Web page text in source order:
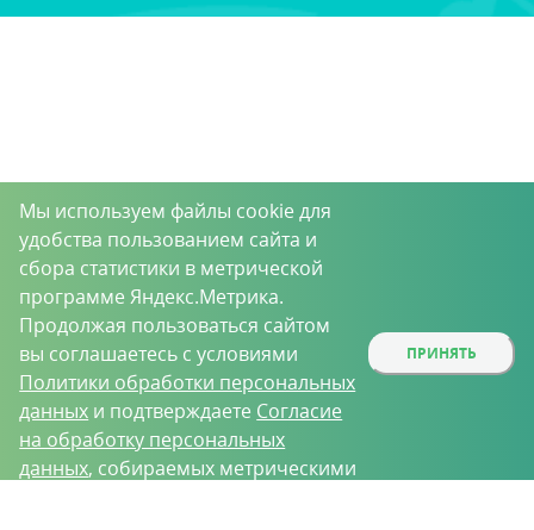
Мы используем файлы cookie для
удобства пользованием сайта и
сбора статистики в метрической
программе Яндекс.Метрика.
Продолжая пользоваться сайтом
вы соглашаетесь с условиями
Политики обработки персональных
данных и подтверждаете Согласие
на обработку персональных
данных, собираемых метрическими
ПРИНЯТЬ